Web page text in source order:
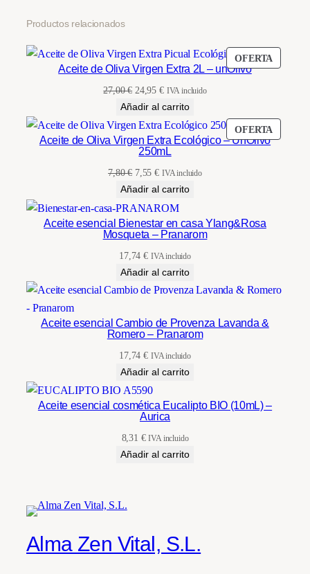
Productos relacionados
OFERTA
EN
Aceite de Oliva Virgen Extra 2L – unOlivo
27,00€ El
precio
original
era:
27,00 €.
24,95 €El
precio
actual
es:
24,95 €.
IVA incluido
Añadir al carrito
OFERTA
Aceite de Oliva Virgen Extra Ecológico – UnOlivo
250mL
7,80€ El
precio
original
era:
7,80 €.
7,55€El
precio
actual
es:
7,55 €.
IVA incluido
Añadir al carrito
Aceite esencial Bienestar en casa Ylang&Rosa
Mosqueta – Pranarom
17,74€ IVA incluido
Añadir al carrito
Aceite esencial Cambio de Provenza Lavanda &
Romero – Pranarom
17,74€ IVA incluido
Añadir al carrito
Aceite esencial cosmética Eucalipto BIO (10mL) –
Aurica
8,31 € IVA incluido
Añadir al carrito
Alma Zen Vital, S.L.